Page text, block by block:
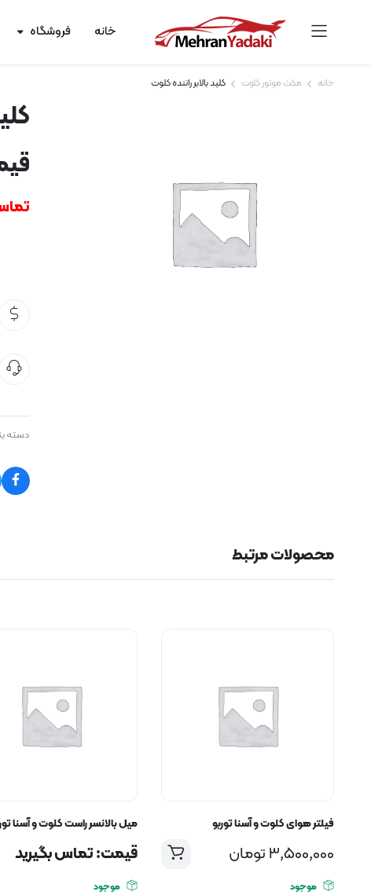
خانه فروشگاه
خانه مکث موتور کلوت کلید بالابر راننده کلوت
دسته
محصولات مرتبط
فیلتر هوای کلوت و آسنا توربو
3,500,000 تومان
موجود
میل بالانسر راست کلوت و آسنا
قیمت: تماس بگیرید
موجود